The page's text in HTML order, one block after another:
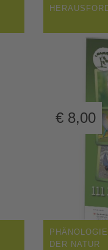
€ 8,00
DER NATUR